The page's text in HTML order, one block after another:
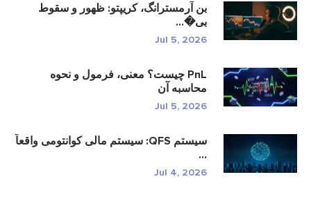
بن آرمسترانگ، کریپتو: ظهور و سقوط
بی�...
Jul 5, 2026
PnL چیست؟ معنی، فرمول و نحوه
محاسبه آن
Jul 5, 2026
سیستم QFS: سیستم مالی کوانتومی واقعاً
...
Jul 4, 2026